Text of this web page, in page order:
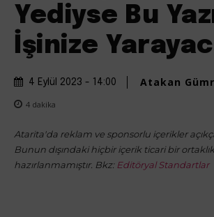
Yediyse Bu
İşinize
4 Eylül 2023 - 14:00 Atakan
4 dakika
Atarita'da reklam ve sponsorlu içerikler
Bunun dışındaki hiçbir içerik ticari bir
hazırlanmamıştır. Bkz: Editöryal Standartlar